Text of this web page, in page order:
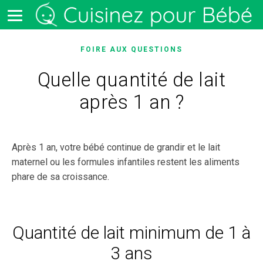
FOIRE AUX QUESTIONS
Quelle quantité de lait
après 1 an ?
Après 1 an, votre bébé continue de grandir et le lait
maternel ou les formules infantiles restent les aliments
phare de sa croissance.
Quantité de lait minimum de 1 à
3 ans